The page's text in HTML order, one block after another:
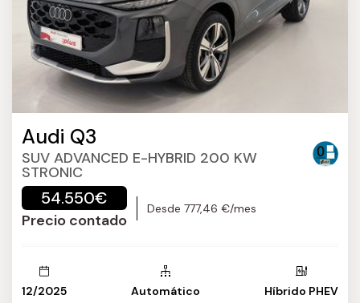
Audi Q3
SUV ADVANCED E-HYBRID 200 KW
STRONIC
54.550€
Precio contado
Desde 777,46 €/mes
12/2025 Automático Híbrido PHEV